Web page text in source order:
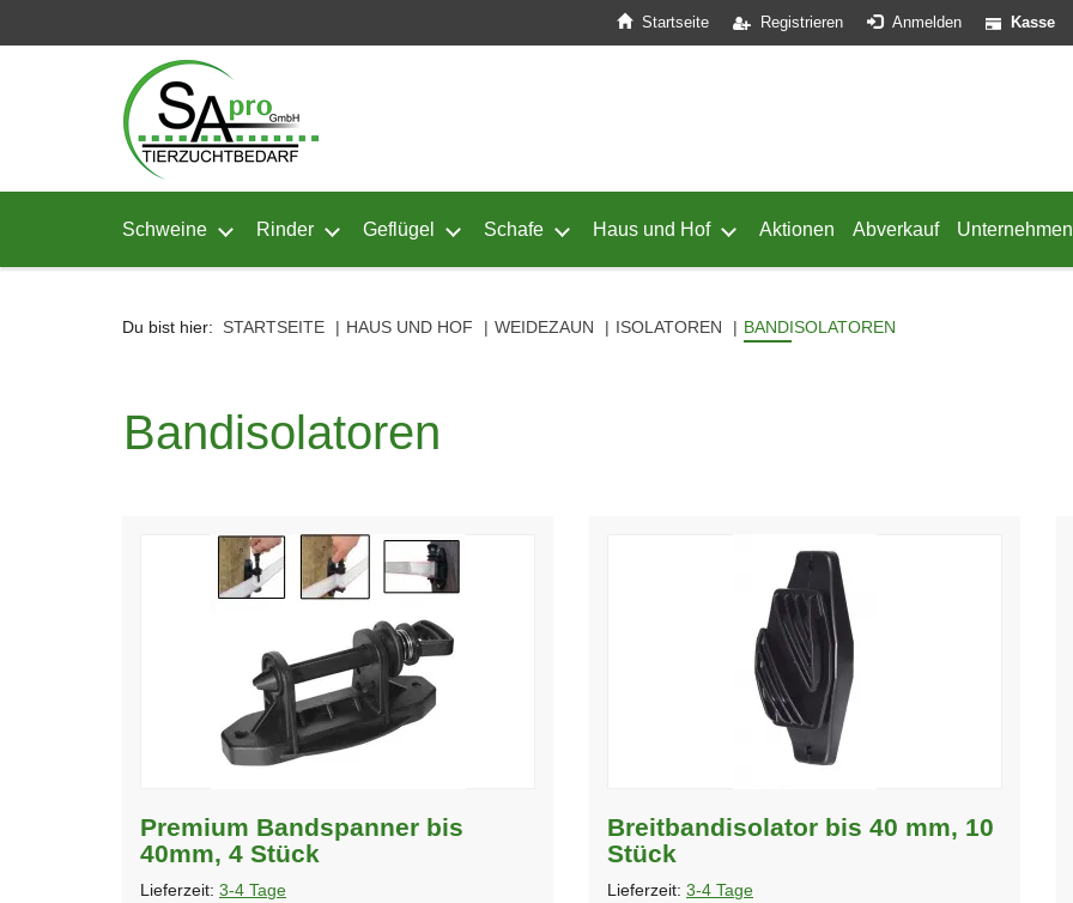
Startseite Registrieren Anmelden Kasse
Schweine Untermenü von Schweine öffnen
Rinder Untermenü von Rinder öffnen
Geflügel Untermenü von Geflügel öffnen
Schafe Untermenü von Schafe öffnen
Haus und Hof Untermenü von Haus und Hof öffnen
Aktionen Abverkauf Unternehmen
Du bist hier: STARTSEITE HAUS UND HOF WEIDEZAUN ISOLATOREN BANDISOLATOREN
Bandisolatoren
Premium Bandspanner bis
40mm, 4 Stück
Lieferzeit: 3-4 Tage
Breitbandisolator bis 40 mm, 10
Stück
Lieferzeit: 3-4 Tage